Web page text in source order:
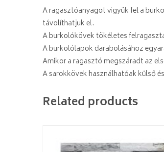
A ragasztóanyagot vigyük fel a
távolíthatjuk el.
A burkolókövek tökéletes
A burkolólapok darabolásához
Amikor a ragasztó megszáradt az
A sarokkövek használhatóak külső
Related products